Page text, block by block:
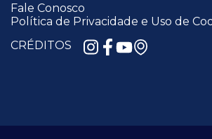
Fale Conosco
Política de Privacidade e Uso de
CRÉDITOS